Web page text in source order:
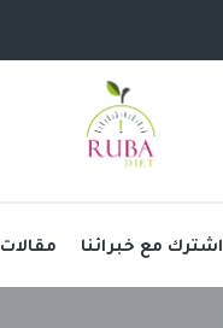
اشترك مع خبرائنا مقالات